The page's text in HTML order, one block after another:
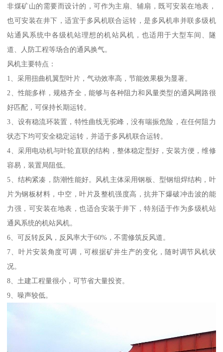
非煤矿山的需要而设计的，可作为主扇、辅扇，既可安装在地表，
也可安装在井下，适宜于多风机联合运转，是多风机串并联多级机
站通风系统中各级机站理想的机站风机，也适用于大型车间、隧
道、人防工程等场合的通风换气。
风机主要特点：
1、采用扭曲机翼型叶片，气动效率高，节能效果极为显著。
2、性能多样，规格齐全，能够与各种阻力和风量类型的通风网路很
好匹配，可保持长期运转。
3、设有稳流环装置，特性曲线无驼峰，没有喘振危险，在任何阻力
状态下均可安全稳定运转，并适于多风机联合运转。
4、采用电动机与叶轮直联的结构，整体稳定型好，安装方便，维修
容易，装置局阻低。
5、结构紧凑，防潮性能好。风机主体采用钢板、型钢组焊结构，叶
片为钢板材料，中空，叶片及整机强度高，抗井下爆破冲击波的能
力强，可安装在地表，也适合安装于井下，特别适于作为多级机站
通风系统的机站风机。
6、可反转反风，反风率大于60%，不需修筑反风道。
7、叶片安装角度可调，可根据矿井生产的变化，随时调节风机状
况。
8、土建工程量很小，可节省大量投资。
9、噪声较低。